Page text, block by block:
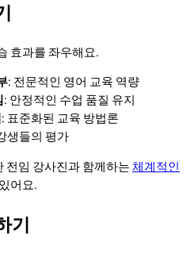
효과를 좌우해요.
: 전문적인 영어 교육 역량
: 안정적인 수업 품질 유지
: 표준화된 교육 방법론
생들의 평가
전임 강사진과 함께하는 체계적인
어요.
기